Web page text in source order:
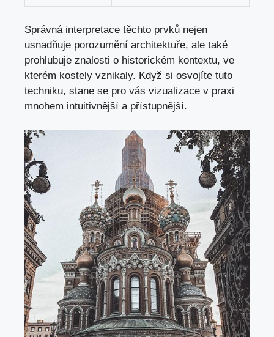
Správná⁤ interpretace těchto prvků nejen
usnadňuje porozumění architektuře, ale​ také
prohlubuje znalosti o ⁤historickém kontextu, ve
kterém kostely vznikaly. Když si osvojíte tuto
techniku, stane‍ se pro vás‌ vizualizace v praxi
mnohem intuitivnější a přístupnější.